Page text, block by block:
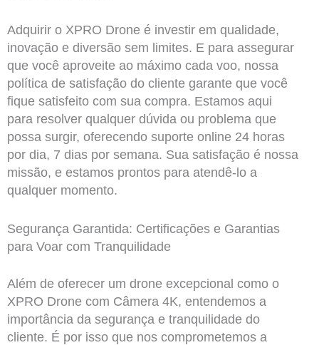
Adquirir o XPRO Drone é investir em qualidade,
inovação e diversão sem limites. E para assegurar
que você aproveite ao máximo cada voo, nossa
política de satisfação do cliente garante que você
fique satisfeito com sua compra. Estamos aqui
para resolver qualquer dúvida ou problema que
possa surgir, oferecendo suporte online 24 horas
por dia, 7 dias por semana. Sua satisfação é nossa
missão, e estamos prontos para atendê-lo a
qualquer momento.
Segurança Garantida: Certificações e Garantias
para Voar com Tranquilidade
Além de oferecer um drone excepcional como o
XPRO Drone com Câmera 4K, entendemos a
importância da segurança e tranquilidade do
cliente. É por isso que nos comprometemos a